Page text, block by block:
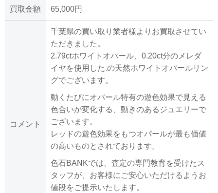
買取金額 65,000円
コメント
千葉県の買い取り業者様よりお買取させてい
ただきました。
2.79ctホワイトオパール、0.20ct分のメレダ
イヤを使用した.の天然ホワイトオパールリン
グでございます。
動くたびにオパール特有の遊色効果で見える
色合いが変化する、動きのあるジュエリーで
ございます。
レッドの遊色効果をもつオパールが最も価値
の高いものとされております。
色石BANKでは、査定の専門教育を受けたス
タッフが、お客様にご安心いただけるようお
値段をご提示いたします。